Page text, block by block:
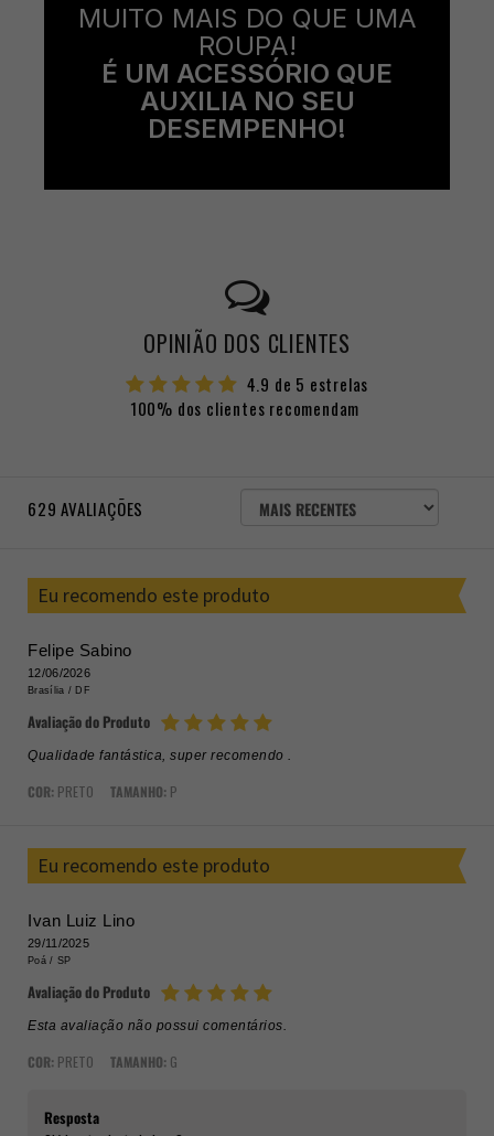
MUITO MAIS DO QUE UMA
ROUPA!
É UM ACESSÓRIO QUE
AUXILIA NO SEU
DESEMPENHO!
OPINIÃO DOS CLIENTES
4.9 de 5 estrelas
100% dos clientes recomendam
629 AVALIAÇÕES
ORDENAR
AVALIAÇÕES
Eu recomendo este produto
Felipe Sabino
12/06/2026
Brasília / DF
Avaliação do Produto
Qualidade fantástica, super recomendo .
COR: PRETO TAMANHO: P
Eu recomendo este produto
Ivan Luiz Lino
29/11/2025
Poá / SP
Avaliação do Produto
Esta avaliação não possui comentários.
COR: PRETO TAMANHO: G
Resposta